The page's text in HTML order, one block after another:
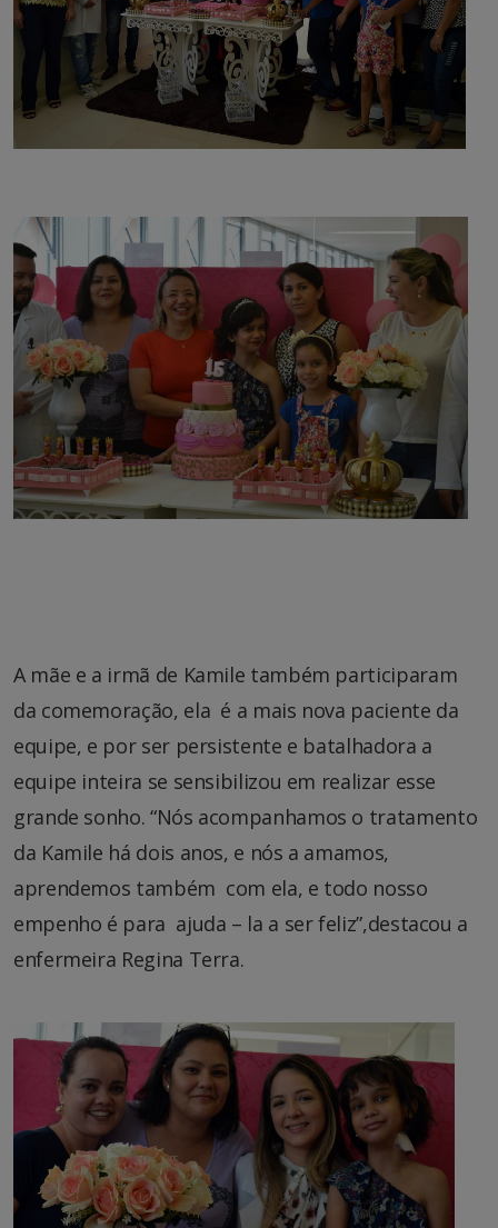
A mãe e a irmã de Kamile também participaram
da comemoração, ela é a mais nova paciente da
equipe, e por ser persistente e batalhadora a
equipe inteira se sensibilizou em realizar esse
grande sonho. “Nós acompanhamos o tratamento
da Kamile há dois anos, e nós a amamos,
aprendemos também com ela, e todo nosso
empenho é para ajuda – la a ser feliz”,destacou a
enfermeira Regina Terra.